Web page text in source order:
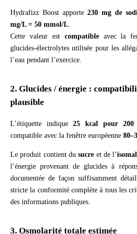
Hydrafizz Boost apporte230 mg de
mg/L = 50 mmol/L
Cette valeur est compatibleavec la
glucides-électrolytes utilisée pour les
l’eau pendant l’exercice.
2. Glucides / énergie :
plausible
L’étiquette indique25 kcal pour 200
compatible avec la fenêtre européenne
Le produit contient dusucre et de l’
l’énergie provenant de glucides à
documentée de façon suffisamment
stricte la conformité complète à tous les
des informations publiques.
3. Osmolarité totale estimée